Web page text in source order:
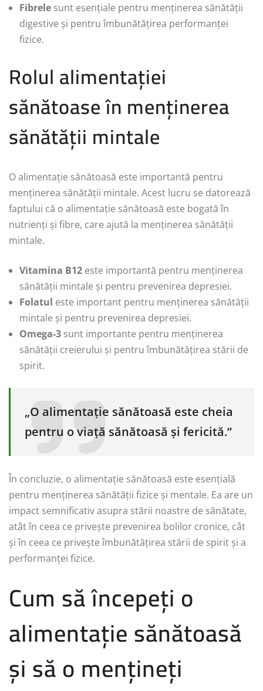
Fibrele sunt esențiale pentru menținerea sănătății
digestive și pentru îmbunătățirea performanței
fizice.
Rolul alimentației
sănătoase în menținerea
sănătății mintale
O alimentație sănătoasă este importantă pentru
menținerea sănătății mintale. Acest lucru se datorează
faptului că o alimentație sănătoasă este bogată în
nutrienți și fibre, care ajută la menținerea sănătății
mintale.
Vitamina B12 este importantă pentru menținerea
sănătății mintale și pentru prevenirea depresiei.
Folatul este important pentru menținerea sănătății
mintale și pentru prevenirea depresiei.
Omega-3 sunt importante pentru menținerea
sănătății creierului și pentru îmbunătățirea stării de
spirit.
„O alimentație sănătoasă este cheia
pentru o viață sănătoasă și fericită.”
În concluzie, o alimentație sănătoasă este esențială
pentru menținerea sănătății fizice și mentale. Ea are un
impact semnificativ asupra stării noastre de sănătate,
atât în ceea ce privește prevenirea bolilor cronice, cât
și în ceea ce privește îmbunătățirea stării de spirit și a
performanței fizice.
Cum să începeți o
alimentație sănătoasă
și să o mențineți